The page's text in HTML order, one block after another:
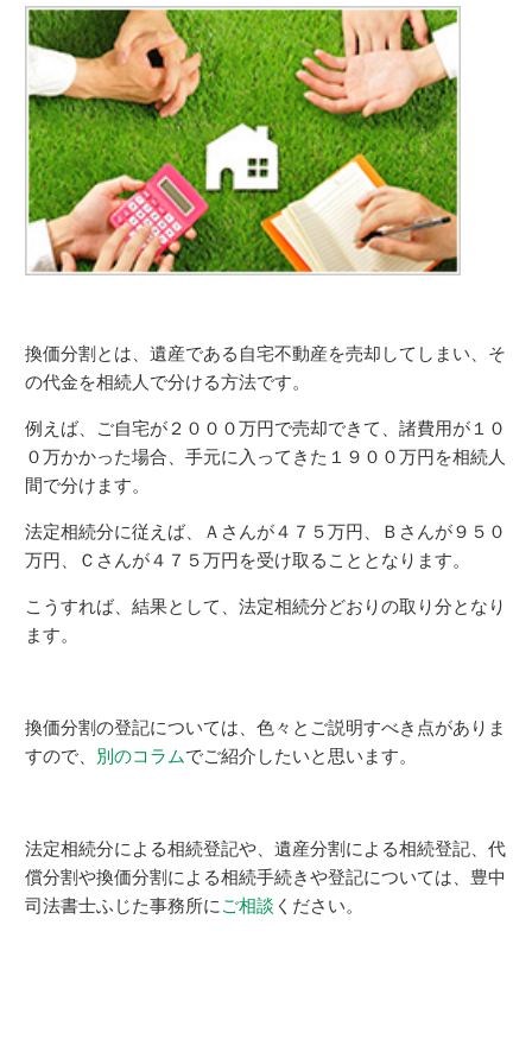
換価分割とは、遺産である自宅不動産を売却してしまい、そ
の代金を相続人で分ける方法です。
例えば、ご自宅が２０００万円で売却できて、諸費用が１０
０万かかった場合、手元に入ってきた１９００万円を相続人
間で分けます。
法定相続分に従えば、Ａさんが４７５万円、Ｂさんが９５０
万円、Ｃさんが４７５万円を受け取ることとなります。
こうすれば、結果として、法定相続分どおりの取り分となり
ます。
換価分割の登記については、色々とご説明すべき点がありま
すので、 別のコラムでご紹介したいと思います。
法定相続分による相続登記や、遺産分割による相続登記、代
償分割や換価分割による相続手続きや登記については、豊中
司法書士ふじた事務所に ご相談 ください。